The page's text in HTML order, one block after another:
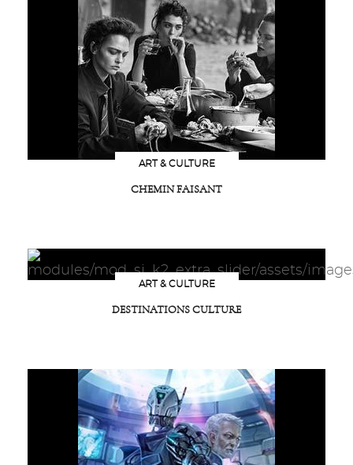
ART & CULTURE
CHEMIN FAISANT
ART & CULTURE
DESTINATIONS CULTURE